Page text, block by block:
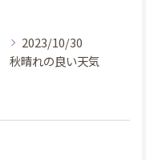
2023/10/30
秋晴れの良い天気